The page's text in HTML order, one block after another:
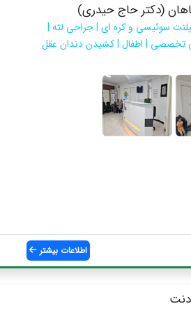
(دکتر حاج حیدری)
سوئیسی و کره ای | جراحی لثه |
| اطفال | کشیدن دندان عقل
اطلاعات بیشتر